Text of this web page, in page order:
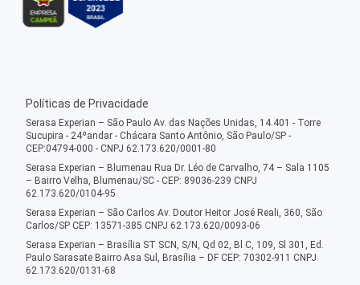
Políticas de Privacidade
Serasa Experian – São Paulo Av. das Nações Unidas, 14.401 - Torre
Sucupira - 24ºandar - Chácara Santo Antônio, São Paulo/SP -
CEP:04794-000 - CNPJ 62.173.620/0001-80
Serasa Experian – Blumenau Rua Dr. Léo de Carvalho, 74 – Sala 1105
– Bairro Velha, Blumenau/SC - CEP: 89036-239 CNPJ
62.173.620/0104-95
Serasa Experian – São Carlos Av. Doutor Heitor José Reali, 360, São
Carlos/SP CEP: 13571-385 CNPJ 62.173.620/0093-06
Serasa Experian – Brasília ST SCN, S/N, Qd 02, Bl C, 109, Sl 301, Ed.
Paulo Sarasate Bairro Asa Sul, Brasília – DF CEP: 70302-911 CNPJ
62.173.620/0131-68